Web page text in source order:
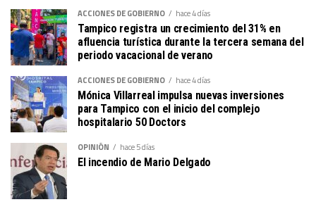
ACCIONES DE GOBIERNO hace 4 días
Tampico registra un crecimiento del 31% en
afluencia turística durante la tercera semana del
periodo vacacional de verano
ACCIONES DE GOBIERNO hace 4 días
Mónica Villarreal impulsa nuevas inversiones
para Tampico con el inicio del complejo
hospitalario 50 Doctors
OPINIÓN hace 5 días
El incendio de Mario Delgado